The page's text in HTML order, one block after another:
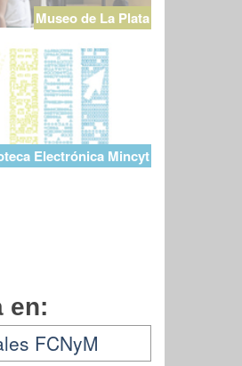
Museo de La Plata
Electrónica Mincyt
en:
FCNyM